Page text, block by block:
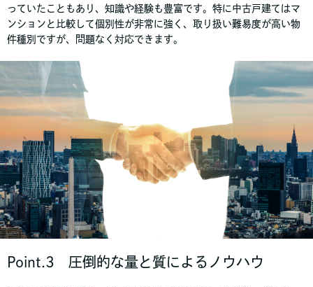
っていたこともあり、知識や経験も豊富です。特に中古戸建てはマ
ンションと比較して個別性が非常に強く、取り扱い難易度が高い物
件種別ですが、問題なく対応できます。
Point.3 圧倒的な量と質によるノウハウ